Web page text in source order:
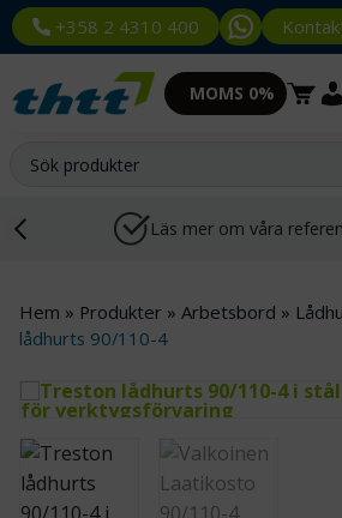
+358 2 4310 400
MOMS 0%
Läs mer om våra
Hem » Produkter » Arbetsbord »
lådhurts 90/110-4